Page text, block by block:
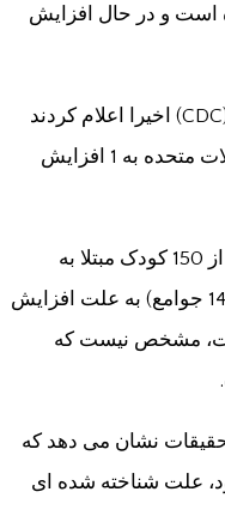
است و در حال افزایش
مراکز کنترل و پیشگیری از بیماری ها (CDC) اخیرا اعلام کردند
که شیوع اوتیسم در هر 59 تولد در ایالات متحده به 1 افزایش
در سال 2007، CDC گزارش داد که 1 از 150 کودک مبتلا به
اوتیسم (بر اساس داده های 2002 از 14 جوامع) به علت افزایش
مشخص نیست که
نشان می دهد که
علت شناخته شده ای